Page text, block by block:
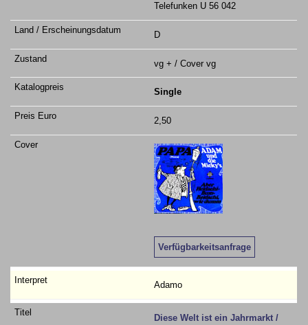
Telefunken U 56 042
D
vg + / Cover vg
Single
2,50
Verfügbarkeitsanfrage
Adamo
Diese Welt ist ein Jahrmarkt /